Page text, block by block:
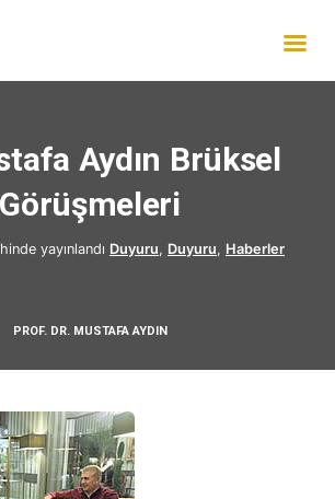
Aydın Brüksel
Görüşmeleri
yayınlandı Duyuru, Duyuru, Haberler
PROF. DR. MUSTAFA AYDIN